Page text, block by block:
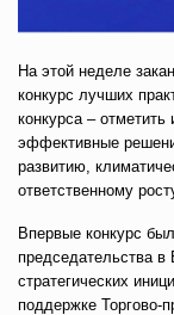
На этой неделе
конкурс лучших
конкурса –
эффективные
развитию,
ответственному
Впервые конкурс
председательства
стратегических
поддержке Торгово-